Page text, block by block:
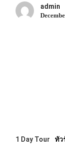
admin
1 Day Tour ทัว